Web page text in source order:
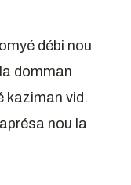
débi nou
domman
kaziman vid.
nou la